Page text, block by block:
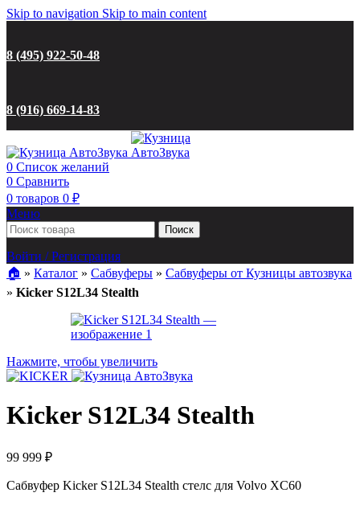
Skip to navigation Skip to main content
8 (495) 922-50-48
8 (916) 669-14-83
0 Список желаний
0 Сравнить
0 товаров 0 ₽
Меню
Поиск
Войти / Регистрация
🏠︎ » Каталог » Сабвуферы » Сабвуферы от Кузницы автозвука
» Kicker S12L34 Stealth
Нажмите, чтобы увеличить
Kicker S12L34 Stealth
99 999 ₽
Сабвуфер Kicker S12L34 Stealth стелс для Volvo XC60